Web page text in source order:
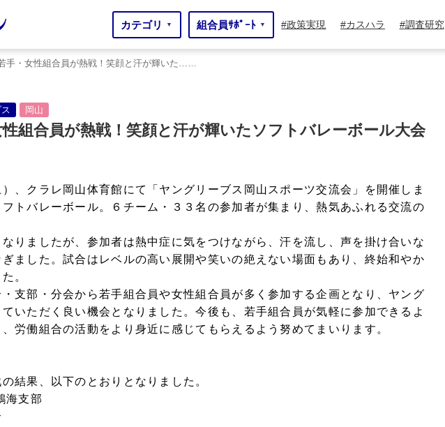
カテゴリ ▼ 組合員ｻﾎﾟｰﾄ ▼ 政策実現 カスハラ 調査研究
手・女性組合員が熱戦！笑顔と汗が輝いた……
岡山
組合員が熱戦！笑顔と汗が輝いたソフトバレーボール大会
、クラレ岡山体育館にて「ヤングリーブス岡山スポーツ交流会」を開催しま
トバレーボール。６チーム・３３名の参加者が集まり、熱気あふれる交流の
りましたが、参加者は熱中症に気をつけながら、汗を流し、声を掛け合いな
ました。試合はレベルの高い展開や笑いの絶えない場面もあり、終始和やか
。
支部・分会から若手組合員や女性組合員が多く参加する企画となり、ヤング
いただく良い機会となりました。今後も、若手組合員が気軽に参加できるよ
労働組合の活動をより身近に感じてもらえるよう努めてまいります。
結果、以下のとおりとなりました。
海支部